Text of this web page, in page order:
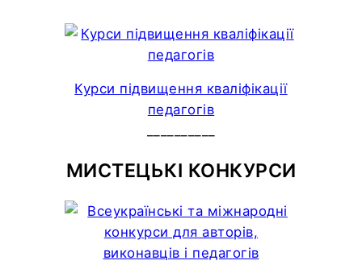
Курси підвищення кваліфікації
педагогів
МИСТЕЦЬКІ КОНКУРСИ